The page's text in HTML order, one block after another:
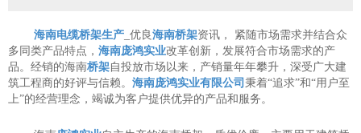
海南电缆桥架生产 _优良海南桥架资讯， 紧随市场需求并结合众
多同类产品特点， 海南庞鸿实业改革创新，发展符合市场需求的产
品。经销的海南桥架自投放市场以来，产销量年年攀升，深受广大建
筑工程商的好评与信赖。 海南庞鸿实业有限公司 秉着“追求”和“用户至
上”的经营理念，竭诚为客户提供优异的产品和服务。